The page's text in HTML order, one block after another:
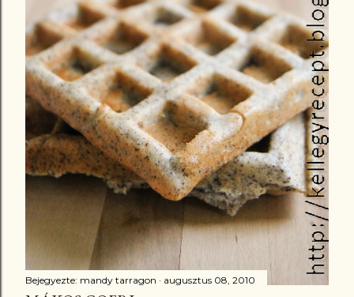
Bejegyezte: mandy tarragon augusztus 08, 2010